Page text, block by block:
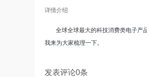
详情介绍
全球全球最大的科技消费类电子产
我来为大家梳理一下。
发表评论0条